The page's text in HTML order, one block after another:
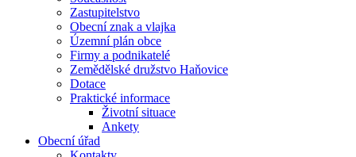
Zastupitelstvo
Obecní znak a vlajka
Územní plán obce
Firmy a podnikatelé
Zemědělské družstvo Haňovice
Dotace
Praktické informace
Životní situace
Ankety
Obecní úřad